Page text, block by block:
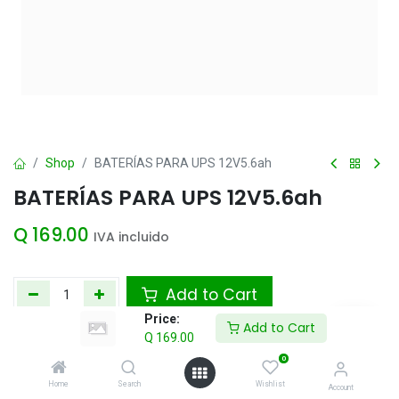
Price:
Q 169.00
Add to Cart
Home Search
0
Wishlist Account
Shop BATERÍAS PARA UPS 12V5.6ah
BATERÍAS PARA UPS 12V5.6ah
Q 169.00 IVA incluido
Add to Cart
Agregar a la lista de deseos